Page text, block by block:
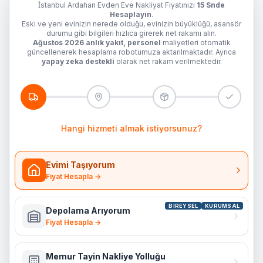
İstanbul Ardahan Evden Eve Nakliyat Fiyatınızı 15 Snde
Hesaplayın.
Eski ve yeni evinizin nerede olduğu, evinizin büyüklüğü, asansör
durumu gibi bilgileri hızlıca girerek net rakamı alın.
Ağustos 2026 anlık yakıt, personel maliyetleri otomatik
güncellenerek hesaplama robotumuza aktarılmaktadır. Ayrıca
yapay zeka destekli olarak net rakam verilmektedir.
Hangi hizmeti almak istiyorsunuz?
Evimi Taşıyorum
Fiyat Hesapla →
BIREYSEL KURUMSAL
Depolama Arıyorum
Fiyat Hesapla →
Memur Tayin Nakliye Yolluğu